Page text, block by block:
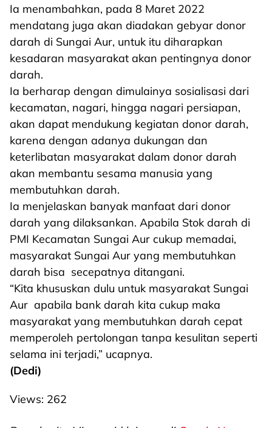
Ia menambahkan, pada 8 Maret 2022
mendatang juga akan diadakan gebyar donor
darah di Sungai Aur, untuk itu diharapkan
kesadaran masyarakat akan pentingnya donor
darah.
Ia berharap dengan dimulainya sosialisasi dari
kecamatan, nagari, hingga nagari persiapan,
akan dapat mendukung kegiatan donor darah,
karena dengan adanya dukungan dan
keterlibatan masyarakat dalam donor darah
akan membantu sesama manusia yang
membutuhkan darah.
Ia menjelaskan banyak manfaat dari donor
darah yang dilaksankan. Apabila Stok darah di
PMI Kecamatan Sungai Aur cukup memadai,
masyarakat Sungai Aur yang membutuhkan
darah bisa secepatnya ditangani.
“Kita khususkan dulu untuk masyarakat Sungai
Aur apabila bank darah kita cukup maka
masyarakat yang membutuhkan darah cepat
memperoleh pertolongan tanpa kesulitan seperti
selama ini terjadi,” ucapnya.
(Dedi)
Views: 262